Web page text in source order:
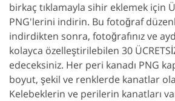
birkaç tıklamayla sihir eklemek için
PNG'lerini indirin. Bu fotoğraf
indirdikten sonra, fotoğrafınız ve
kolayca özelleştirilebilen 30
edeceksiniz. Her peri kanadı PNG
boyut, şekil ve renklerde kanatlar
Kelebeklerin ve perilerin kanatları